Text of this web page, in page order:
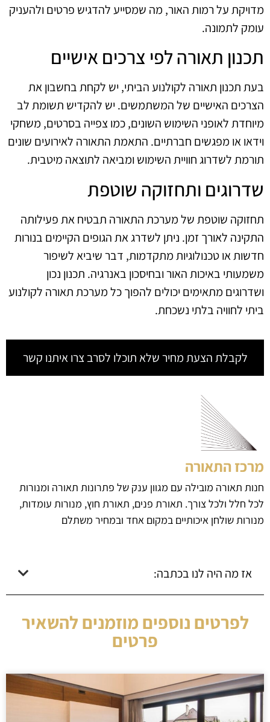
מדויקת על רמות האור, מה שמסייע להדגיש פרטים ולהעניק
עומק לתמונה.
תכנון תאורה לפי צרכים אישיים
בעת תכנון תאורה לקולנוע הביתי, יש לקחת בחשבון את
הצרכים האישיים של המשתמשים. יש להקדיש תשומת לב
מיוחדת לאופני השימוש השונים, כמו צפייה בסרטים, משחקי
וידאו או מפגשים חברתיים. התאמת התאורה לאירועים שונים
תורמת לשדרוג חוויית השימוש ומביאה לתוצאה מיטבית.
שדרוגים ותחזוקה שוטפת
תחזוקה שוטפת של מערכת התאורה תבטיח את פעילותה
התקינה לאורך זמן. ניתן לשדרג את הגופים הקיימים בנורות
חדשות או טכנולוגיות מתקדמות, דבר שיביא לשיפור
משמעותי באיכות האור ובחיסכון באנרגיה. תכנון נכון
ושדרוגים מתאימים יכולים להפוך כל מערכת תאורה לקולנוע
ביתי לחוויה בלתי נשכחת.
לקבלת הצעת מחיר שלא תוכלו לסרב צרו איתנו קשר
מרכז התאורה
חנות תאורה מובילה עם מגוון ענק של פתרונות תאורה ומנורות
לכל חלל ולכל צורך. תאורת פנים, תאורת חוץ, מנורות עומדות,
מנורות שולחן איכותיים במקום אחד ובמחיר משתלם
אז מה היה לנו בכתבה:
לפרטים נוספים מוזמנים להשאיר
פרטים